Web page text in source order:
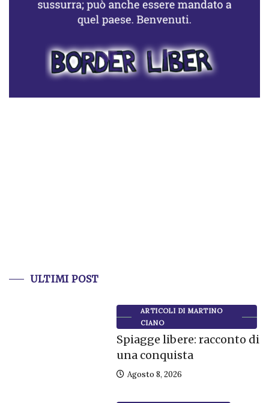
ULTIMI POST
ARTICOLI DI MARTINO
CIANO
Spiagge libere: racconto di
una conquista
Agosto 8, 2026